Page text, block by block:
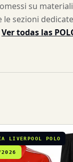
su
sezioni
Ver todas las
LIVERPOOL POLO